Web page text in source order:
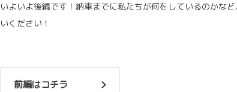
いよいよ後編です！納車までに私たちが何をしているのかな
いください！
前編はコチラ